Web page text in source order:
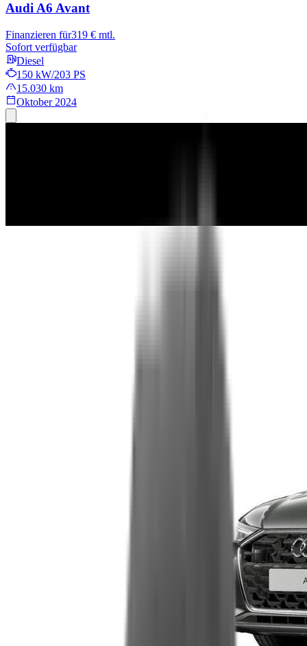
Audi A6 Avant
Finanzieren für319 € mtl.
Sofort verfügbar
Diesel
150 kW/203 PS
15.030 km
Oktober 2024